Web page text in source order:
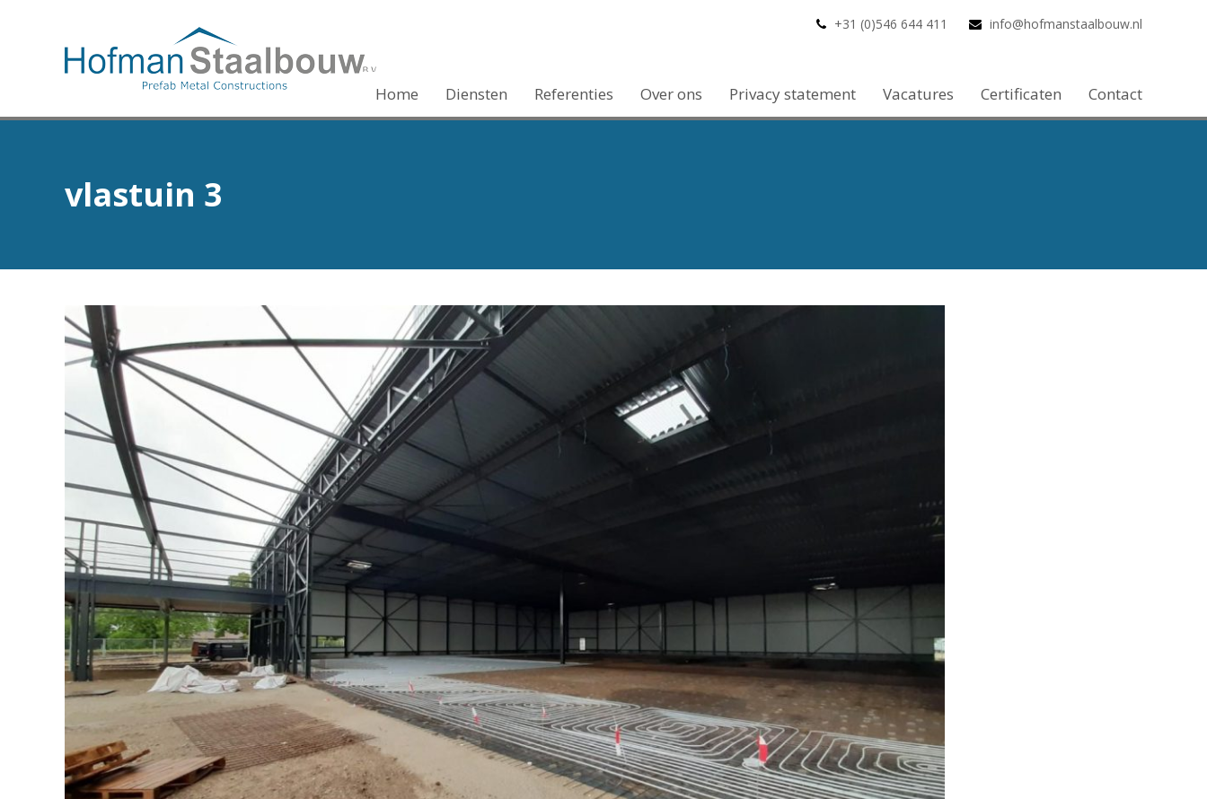
+31 (0)546 644 411 info@hofmanstaalbouw.nl
Home Diensten Referenties Over ons Privacy statement Vacatures Certificaten Contact
vlastuin 3